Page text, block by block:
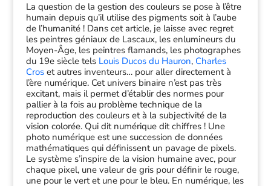
La question de la gestion des couleurs se pose à l’être
humain depuis qu’il utilise des pigments soit à l’aube
de l’humanité ! Dans cet article, je laisse avec regret
les peintres géniaux de Lascaux, les enlumineurs du
Moyen-Âge, les peintres flamands, les photographes
du 19e siècle tels Louis Ducos du Hauron, Charles
Croset autres inventeurs… pour aller directement à
l’ère numérique. Cet univers binaire n’est pas très
excitant, mais il permet d’établir des normes pour
pallier à la fois au problème technique de la
reproduction des couleurs et à la subjectivité de la
vision colorée. Qui dit numérique dit chiffres ! Une
photo numérique est une succession de données
mathématiques qui définissent un pavage de pixels.
Le système s’inspire de la vision humaine avec, pour
chaque pixel, une valeur de gris pour définir le rouge,
une pour le vert et une pour le bleu. En numérique, les